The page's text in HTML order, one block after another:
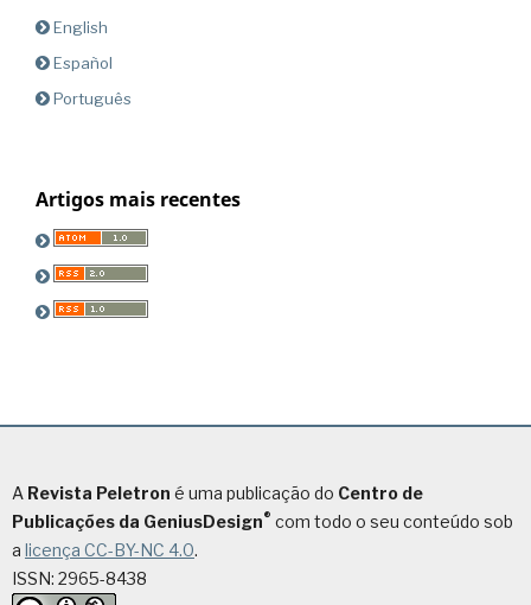
English
Español
Português
Artigos mais recentes
A Revista Peletron é uma publicação do Centro de
Publicações da GeniusDesign® com todo o seu conteúdo sob
a licença CC-BY-NC 4.0.
ISSN: 2965-8438